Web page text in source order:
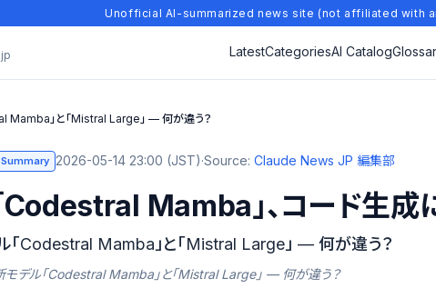
Unofficial AI-summarized news site (not affiliated with
LatestCategoriesAI Catalog
Mamba」と「Mistral Large」 — 何が違う？
Summary 2026-05-14 23:00 (JST)·Source:Claude News JP 編集部
Codestral Mamba」、コード生成
「Codestral Mamba」と「Mistral Large」 — 何が違う？
デル「Codestral Mamba」と「Mistral Large」 — 何が違う？